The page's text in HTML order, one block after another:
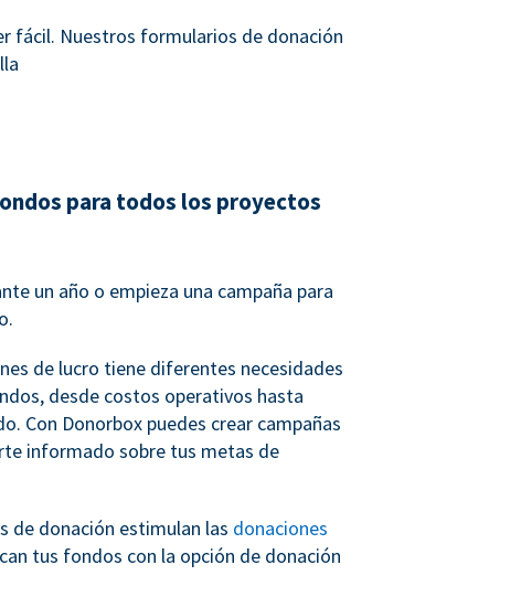
fácil. Nuestros formularios de donación
para todos los proyectos
un año o empieza una campaña para
de lucro tiene diferentes necesidades
desde costos operativos hasta
Con Donorbox puedes crear campañas
informado sobre tus metas de
de donación estimulan las donaciones
tus fondos con la opción de donación